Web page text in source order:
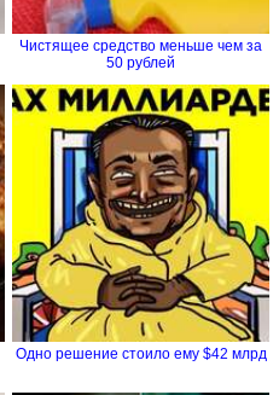
Чистящее средство меньше чем за
50 рублей
Одно решение стоило ему $42 млрд